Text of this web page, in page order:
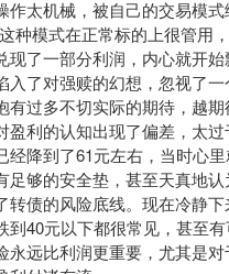
作太机械，被自己的交易模
种模式在正常标的上很管用
现了一部分利润，内心就开
入了对强赎的幻想，忽视了
过多不切实际的期待，越期
盈利的认知出现了偏差，太
经降到了61元左右，当时
足够的安全垫，甚至天真地
转债的风险底线。现在冷静
到40元以下都很常见，甚至
永远比利润更重要，尤其是